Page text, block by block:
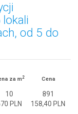
od 5 do
za m2 Cena
10
PLN
891
158,40 PLN